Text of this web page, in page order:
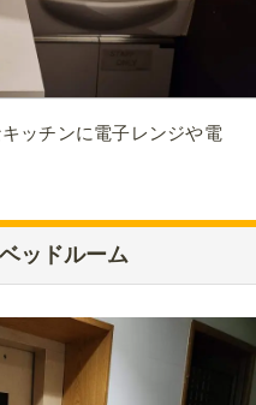
ッチンに電子レンジや電
ッドルーム